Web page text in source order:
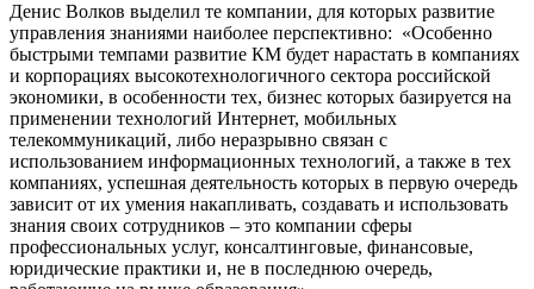
Денис Волков выделил те компании, для которых развитие
управления знаниями наиболее перспективно: «Особенно
быстрыми темпами развитие КМ будет нарастать в компаниях
и корпорациях высокотехнологичного сектора российской
экономики, в особенности тех, бизнес которых базируется на
применении технологий Интернет, мобильных
телекоммуникаций, либо неразрывно связан с
использованием информационных технологий, а также в тех
компаниях, успешная деятельность которых в первую очередь
зависит от их умения накапливать, создавать и использовать
знания своих сотрудников – это компании сферы
профессиональных услуг, консалтинговые, финансовые,
юридические практики и, не в последнюю очередь,